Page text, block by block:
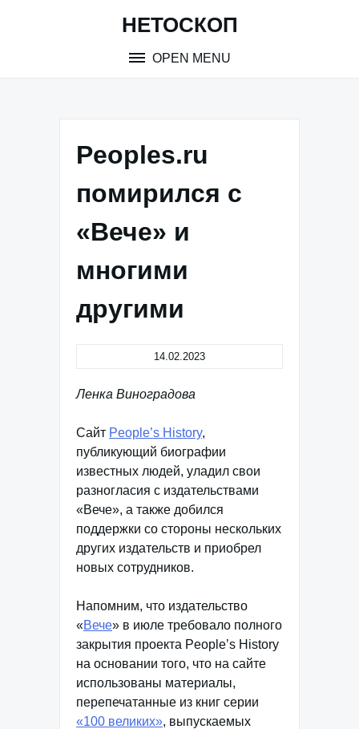
НЕТОСКОП
OPEN MENU
Peoples.ru
помирился с
«Вече» и
многими
другими
14.02.2023
Ленка Виноградова
Сайт People’s History,
публикующий биографии
известных людей, уладил свои
разногласия с издательствами
«Вече», а также добился
поддержки со стороны нескольких
других издательств и приобрел
новых сотрудников.
Напомним, что издательство
«Вече» в июле требовало полного
закрытия проекта People’s History
на основании того, что на сайте
использованы материалы,
перепечатанные из книг серии
«100 великих», выпускаемых